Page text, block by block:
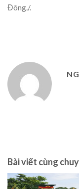
Đông./.
Bài viết cùng